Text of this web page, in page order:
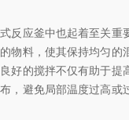
应釜中也起着至关重
物料，使其保持均匀的
好的搅拌不仅有助于提
，避免局部温度过高或